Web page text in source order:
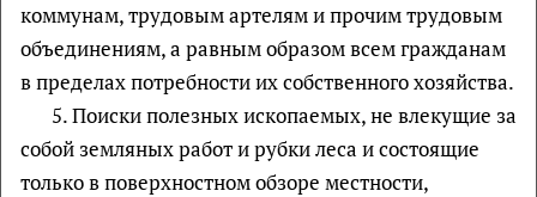
коммунам, трудовым артелям и прочим трудовым
объединениям, а равным образом всем гражданам
в пределах потребности их собственного хозяйства.
5. Поиски полезных ископаемых, не влекущие за
собой земляных работ и рубки леса и состоящие
только в поверхностном обзоре местности,